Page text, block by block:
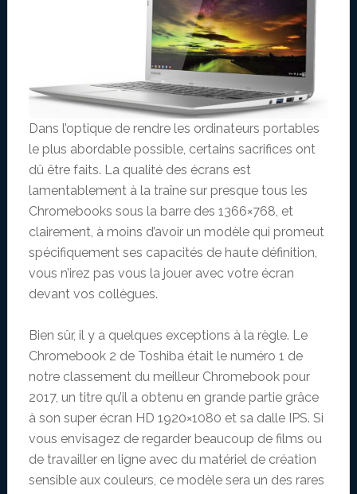
Dans l’optique de rendre les ordinateurs portables
le plus abordable possible, certains sacrifices ont
dû être faits. La qualité des écrans est
lamentablement à la traîne sur presque tous les
Chromebooks sous la barre des 1366×768, et
clairement, à moins d’avoir un modèle qui promeut
spécifiquement ses capacités de haute définition,
vous n’irez pas vous la jouer avec votre écran
devant vos collègues.
Bien sûr, il y a quelques exceptions à la règle. Le
Chromebook 2 de Toshiba était le numéro 1 de
notre classement du meilleur Chromebook pour
2017, un titre qu’il a obtenu en grande partie grâce
à son super écran HD 1920×1080 et sa dalle IPS. Si
vous envisagez de regarder beaucoup de films ou
de travailler en ligne avec du matériel de création
sensible aux couleurs, ce modèle sera un des rares